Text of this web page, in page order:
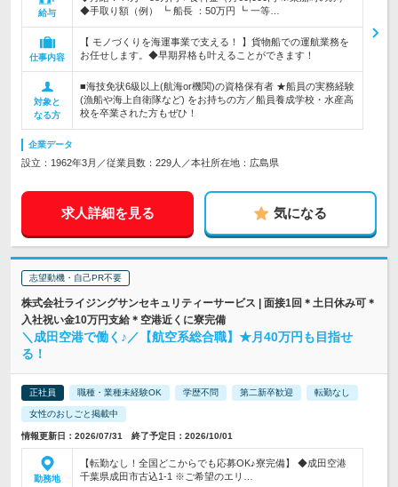
給与
◆手取り額（例） ┗ 船長 ：50万円 ┗ 一等…
仕事内容
【 モノづくりを海運事業で支える！ 】貨物船での運航業務を
お任せします。◆早期昇格も叶えることができます！
対象と
なる方
■海技免状6級以上(航海or機関)の資格保有者 ★船員の実務経験
(漁船や海上自衛隊など) をお持ちの方／船員養成学校・水産高
校を卒業された方もぜひ！
企業データ
設立：1962年3月／従業員数：229人／本社所在地：広島県
求人詳細を見る 気になる
志望動機・自己PR不要
株式会社ライジングサンセキュリティーサービス | 面接1回＊土日休み可＊
入社祝い金10万円支給＊空港近くに寮完備
＼成田空港で働く♪／【航空系総合職】★月40万円も目指せ
る！
正社員 職種・業種未経験OK 学歴不問 第二新卒歓迎 転勤なし
女性のおしごと掲載中
情報更新日：2026/07/31 終了予定日：2026/10/01
勤務地
【転勤なし！全国どこからでも応募OK♪寮完備】 ◆成田空港
千葉県成田市古込1-1 ※ご希望のエリ…